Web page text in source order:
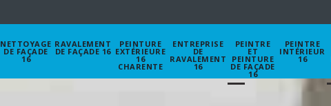
NETTOYAGE
DE FAÇADE
16
RAVALEMENT
DE FAÇADE 16
PEINTURE
EXTÉRIEURE
16
CHARENTE
ENTREPRISE
DE
RAVALEMENT
16
PEINTRE
ET
PEINTURE
DE FAÇADE
16
PEINTRE
INTÉRIEUR
16